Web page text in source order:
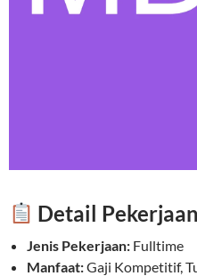
Detail Pekerjaan
Jenis Pekerjaan: Fulltime
Manfaat:Gaji Kompetitif,